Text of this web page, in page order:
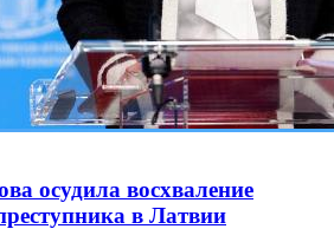
осудила восхваление
в Латвии